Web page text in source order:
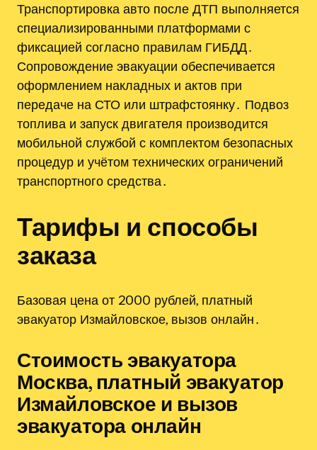
Транспортировка авто после ДТП выполняется
специализированными платформами с
фиксацией согласно правилам ГИБДД․
Сопровождение эвакуации обеспечивается
оформлением накладных и актов при
передаче на СТО или штрафстоянку․ Подвоз
топлива и запуск двигателя производится
мобильной службой с комплектом безопасных
процедур и учётом технических ограничений
транспортного средства․
Тарифы и способы
заказа
Базовая цена от 2000 рублей, платный
эвакуатор Измайловское, вызов онлайн․
Стоимость эвакуатора
Москва, платный эвакуатор
Измайловское и вызов
эвакуатора онлайн